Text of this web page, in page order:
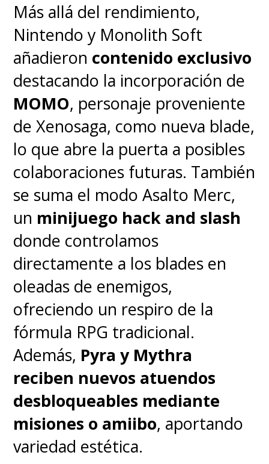
una excelente alternativa para
quienes valoran la autonomía, la
ligereza y el enfoque en salud y
deporte.No es recomendable
para quienes esperan un
smartwatch con todas las
aplicaciones y funciones de
WearOS,pero sí para quienes
prefieren un dispositivo
simple, práctico y pensado
para acompañar el día a día
con comodidad y eficiencia
Es, en definitiva, una buena idea
para quienes buscan un reloj
que cumpla con lo esencial y lo
haga de manera confiable.
Ya está disponible en Chile a
un precio de $99.990 en la
web oficial de la marca.
Más allá del rendimiento,
Nintendo y Monolith Soft
añadieron contenido exclusivo
destacando la incorporación de
MOMO, personaje proveniente
de Xenosaga, como nueva blade,
lo que abre la puerta a posibles
colaboraciones futuras. También
se suma el modo Asalto Merc,
un minijuego hack and slash
donde controlamos
directamente a los blades en
oleadas de enemigos,
ofreciendo un respiro de la
fórmula RPG tradicional.
Además, Pyra y Mythra
reciben nuevos atuendos
desbloqueables mediante
misiones o amiibo, aportando
variedad estética.